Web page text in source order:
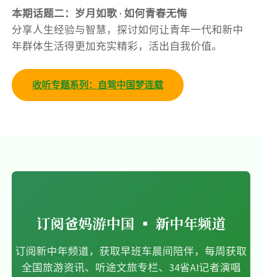
本期话题二：岁月如歌 · 如何青春无悔
分享人生经验与智慧，探讨如何让青年一代和新中
年群体生活得更加充实精彩，活出自我价值。
收听专题系列：自驾中国梦连载
订阅爸妈游中国 ▪ 新中年频道
订阅新中年频道，获取早班车晨间陪伴，每周获取
全国旅游资讯、听途文旅专栏、34省AI记者演唱